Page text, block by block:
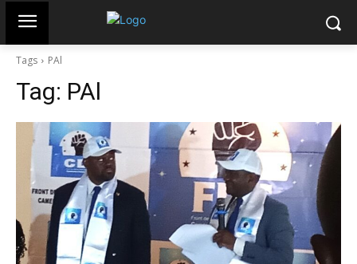
Tags PAl
Tag: PAl